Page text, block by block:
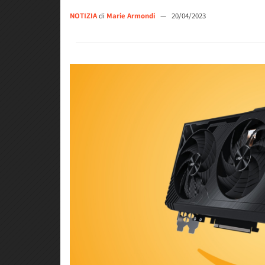
NOTIZIAdi Marie Armondi — 20/04/2023